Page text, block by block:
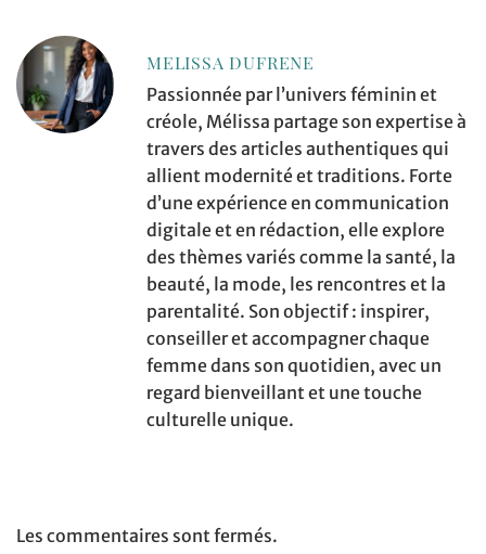
MELISSA DUFRENE
Passionnée par l’univers féminin et
créole, Mélissa partage son expertise à
travers des articles authentiques qui
allient modernité et traditions. Forte
d’une expérience en communication
digitale et en rédaction, elle explore
des thèmes variés comme la santé, la
beauté, la mode, les rencontres et la
parentalité. Son objectif : inspirer,
conseiller et accompagner chaque
femme dans son quotidien, avec un
regard bienveillant et une touche
culturelle unique.
Les commentaires sont fermés.